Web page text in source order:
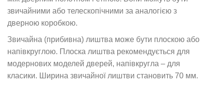
звичайними або телескопічними за аналогією з
дверною коробкою.
Звичайна (прибивна) лиштва може бути плоскою або
напівкруглою. Плоска лиштва рекомендується для
модернових моделей дверей, напівкругла – для
класики. Ширина звичайної лиштви становить 70 мм.